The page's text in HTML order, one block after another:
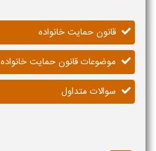
قانون حمایت خانواده
موضوعات قانون حمایت خانواده
سوالات متداول